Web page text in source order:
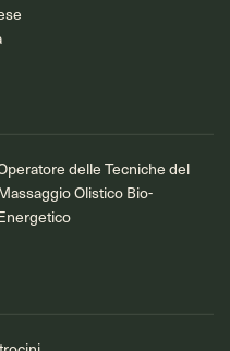
delle Tecniche del
Olistico Bio-